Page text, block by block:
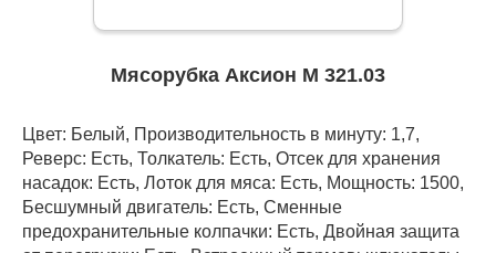
Мясорубка Аксион М 321.03
Цвет: Белый, Производительность в минуту: 1,7,
Реверс: Есть, Толкатель: Есть, Отсек для хранения
насадок: Есть, Лоток для мяса: Есть, Мощность: 1500,
Бесшумный двигатель: Есть, Сменные
предохранительные колпачки: Есть, Двойная защита